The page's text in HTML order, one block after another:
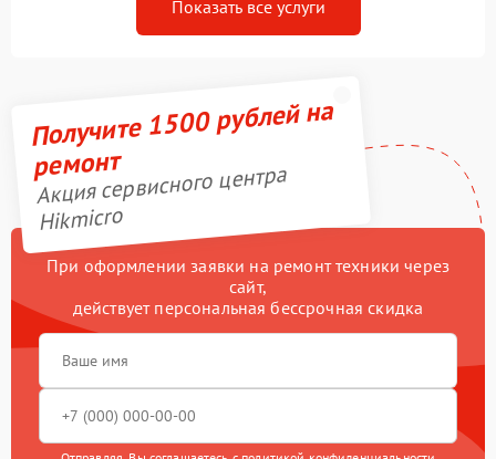
Показать все услуги
Получите 1500 рублей на
ремонт
Акция сервисного центра
Hikmicro
При оформлении заявки на ремонт техники через
сайт,
действует персональная бессрочная скидка